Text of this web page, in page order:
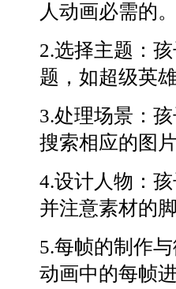
人动画必需的
2.选择主题：
题，如超级英
3.处理场景：
搜索相应的图
4.设计人物：
并注意素材的
5.每帧的制作
动画中的每帧